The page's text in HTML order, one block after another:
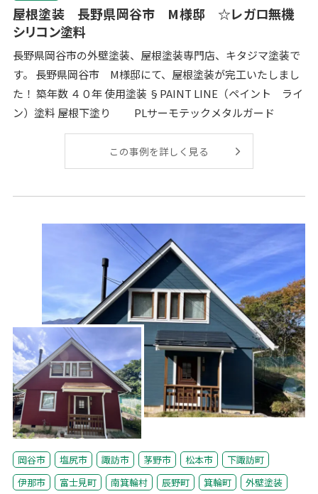
屋根塗装 長野県岡谷市 M様邸 ☆レガロ無機
シリコン塗料
長野県岡谷市の外壁塗装、屋根塗装専門店、キタジマ塗装で
す。 長野県岡谷市 M様邸にて、屋根塗装が完工いたしまし
た！ 築年数 ４０年 使用塗装 §PAINT LINE（ペイント ライ
ン）塗料 屋根下塗り PLサーモテックメタルガード
この事例を詳しく見る
岡谷市 塩尻市 諏訪市 茅野市 松本市
下諏訪町
伊那市
富士見町 南箕輪村 辰野町 箕輪町 外壁塗装